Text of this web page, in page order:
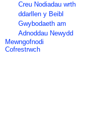
Creu Nodiadau wrth
ddarllen y Beibl
Gwybodaeth am
Adnoddau Newydd
Mewngofnodi
Cofrestrwch